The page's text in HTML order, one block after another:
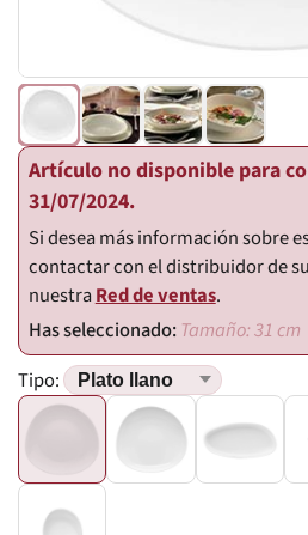
Artículo no disponible para
31/07/2024.
Si desea más información sobre
contactar con el distribuidor de
nuestraRed de ventas.
Tamaño: 31 cm
Tipo: